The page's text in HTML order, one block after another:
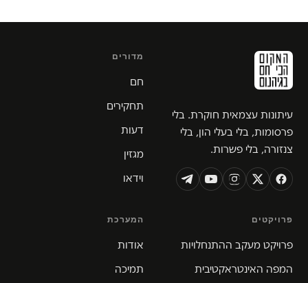
עיתונות עצמאית חוקרת. בלי
פרסומות, בלי בעלי הון, בלי
צנזורה, בלי פשרות.
מדורים
חם
תחקירים
דעות
מגזין
וידאו
פרויקטים
פרויקט מעקב ההתנחלויות
המפה האינטראקטיבית
המערכת
אודות
תמיכה